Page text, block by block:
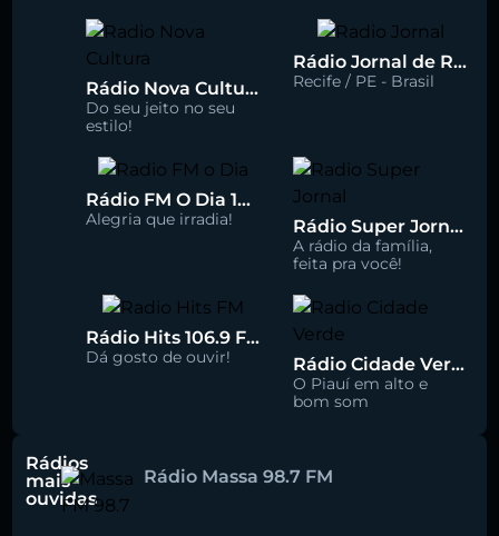
Rádio Nova Cultura 93.1 FM
Do seu jeito no seu
estilo!
Rádio Jornal de Recife 90.3 FM
Recife / PE - Brasil
Rádio FM O Dia 100.5
Alegria que irradia! Rádio Super Jornal 105.7 FM
A rádio da família,
feita pra você!
Rádio Hits 106.9 FM
Dá gosto de ouvir! Rádio Cidade Verde 93.5 FM
O Piauí em alto e
bom som
Rádios
mais
ouvidas
Rádio Massa 98.7 FM